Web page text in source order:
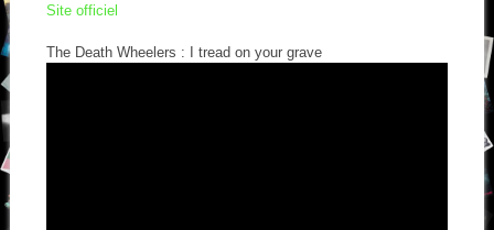
Site officiel
The Death Wheelers : I tread on your grave